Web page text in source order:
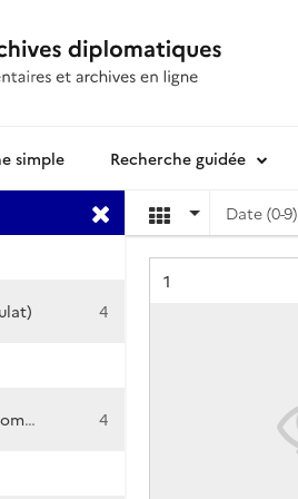
simple Recherche guidée
4
4
Date (0-9)
Résultat n°
1